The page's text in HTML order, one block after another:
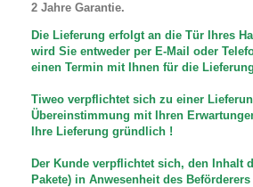
2 Jahre Garantie.
Die Lieferung erfolgt an die Tür Ihres
wird Sie entweder per E-Mail oder
einen Termin mit Ihnen für die
Tiweo verpflichtet sich zu einer
Übereinstimmung mit Ihren
Ihre Lieferung gründlich !
Der Kunde verpflichtet sich, den Inhalt
Pakete) in Anwesenheit des